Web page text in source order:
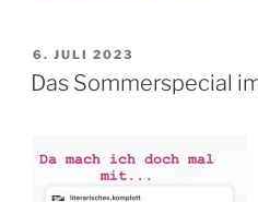
VERÖFFENTLICHT
AM
6. JULI 2023
Das Sommerspecial